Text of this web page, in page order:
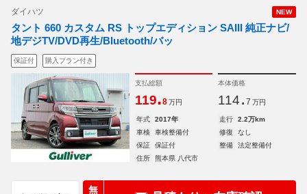
NEW
ダイハツ
タント 660 カスタム RS トップエディション SAIII 純正ナビ/
地デジTV/DVD再生/Bluetooth/バッ
保証付 購入プラン付き
支払総額
119.8 万円
本体価格
114. 7 万円
年式 2017年 走行
2.2万km
車検
車検整備付 修復
なし
保証
保証付 整備
法定整備付
住所
熊本県 八代市
無